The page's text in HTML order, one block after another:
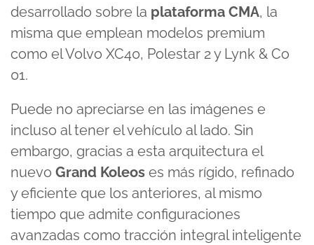
desarrollado sobre la plataforma CMA, la
misma que emplean modelos premium
como el Volvo XC40, Polestar 2 y Lynk & Co
01.
Puede no apreciarse en las imágenes e
incluso al tener el vehículo al lado. Sin
embargo, gracias a esta arquitectura el
nuevo Grand Koleos es más rígido, refinado
y eficiente que los anteriores, al mismo
tiempo que admite configuraciones
avanzadas como tracción integral inteligente